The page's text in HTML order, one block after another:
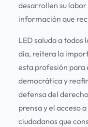
desarrollen su
información que
LED saluda a todos
día, reitera la
esta profesión para
democrática y
defensa del
prensa y el acceso
ciudadanos que